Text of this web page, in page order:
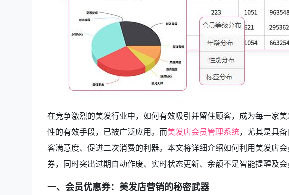
在竞争激烈的美发行业中，如何有效吸引并留住顾客，成为每一家
性的有效手段，已被广泛应用。而美发店会员管理系统，尤其是具
客满意度、促进二次消费的利器。本文将详细介绍如何利用美发店
券，同时突出过期自动作废、实时状态更新、余额不足智能提醒及
一、会员优惠券：美发店营销的秘密武器